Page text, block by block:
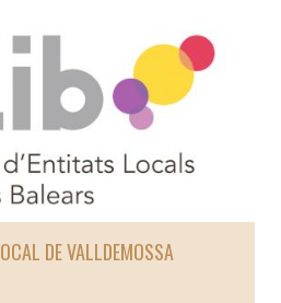
DE VALLDEMOSSA